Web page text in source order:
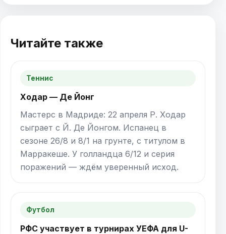
Читайте также
Теннис
Ходар — Де Йонг
Мастерс в Мадриде: 22 апреля Р. Ходар
сыграет с Й. Де Йонгом. Испанец в
сезоне 26/8 и 8/1 на грунте, с титулом в
Марракеше. У голландца 6/12 и серия
поражений — ждём уверенный исход.
Футбол
РФС участвует в турнирах УЕФА для U-